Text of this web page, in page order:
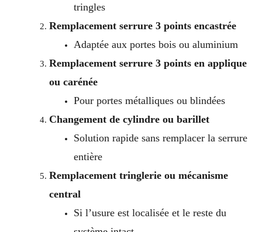
tringles
Remplacement serrure 3 points encastrée
Adaptée aux portes bois ou aluminium
Remplacement serrure 3 points en applique
ou carénée
Pour portes métalliques ou blindées
Changement de cylindre ou barillet
Solution rapide sans remplacer la serrure
entière
Remplacement tringlerie ou mécanisme
central
Si l’usure est localisée et le reste du